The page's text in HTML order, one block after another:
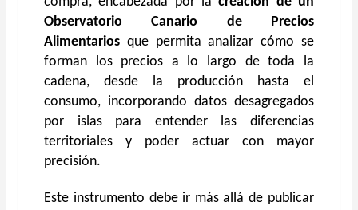
Observatorio Canario de Precios
Alimentarios que permita analizar cómo se
forman los precios a lo largo de toda la
cadena, desde la producción hasta el
consumo, incorporando datos desagregados
por islas para entender las diferencias
territoriales y poder actuar con mayor
precisión.
Este instrumento debe ir más allá de publicar